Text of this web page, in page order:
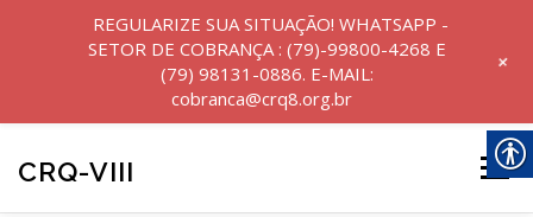
CRQ-VIII Menu
REGULARIZE SUA SITUAÇÃO! WHATSAPP -
SETOR DE COBRANÇA : (79)-99800-4268 E
(79) 98131-0886. E-MAIL:
cobranca@crq8.org.br
+